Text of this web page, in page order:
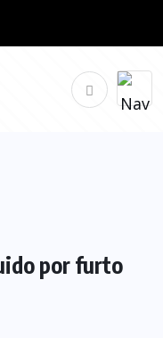
por furto